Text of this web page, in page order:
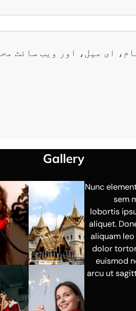
ای میل، اور ویب سائٹ
Nunc
sem
lobortis
aliquet.
aliquam
dolor
euismod
arcu ut
Gallery